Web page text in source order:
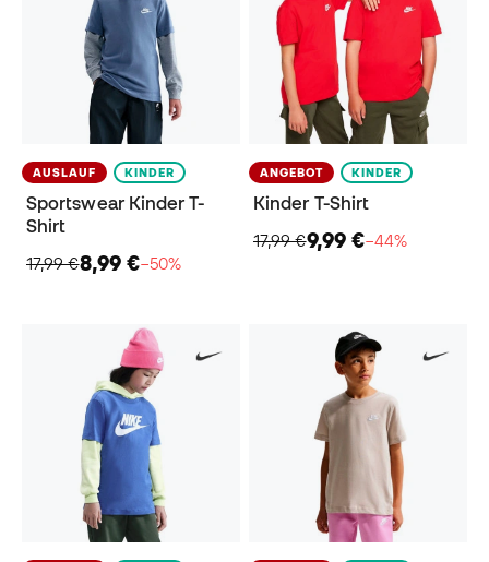
AUSLAUF KINDER
Sportswear Kinder T-
Shirt
17,99 €8,99 €−50%
ANGEBOT KINDER
Kinder​ T-Shirt
17,99 €9,99 €−44%